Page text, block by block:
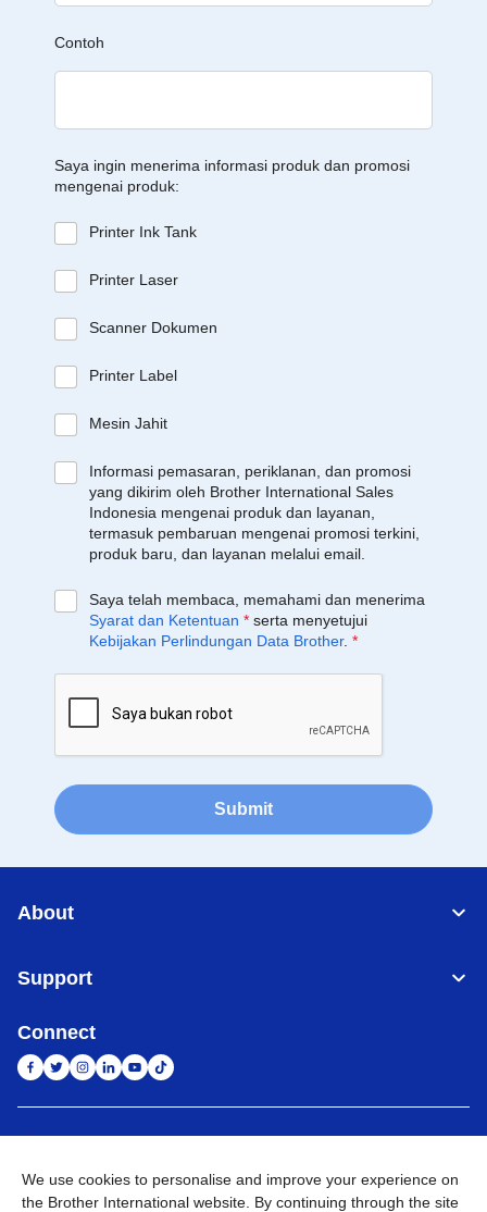
Contoh
Saya ingin menerima informasi produk dan promosi
mengenai produk:
Printer Ink Tank
Printer Laser
Scanner Dokumen
Printer Label
Mesin Jahit
Informasi pemasaran, periklanan, dan promosi
yang dikirim oleh Brother International Sales
Indonesia mengenai produk dan layanan,
termasuk pembaruan mengenai promosi terkini,
produk baru, dan layanan melalui email.
Saya telah membaca, memahami dan menerima
Syarat dan Ketentuan * serta menyetujui
Kebijakan Perlindungan Data Brother. *
Submit
About
Support
Connect
Privacy Policy Ketentuan Penggunaan Site Map Kunjungi Situs Global
We use cookies to personalise and improve your experience on
the Brother International website. By continuing through the site